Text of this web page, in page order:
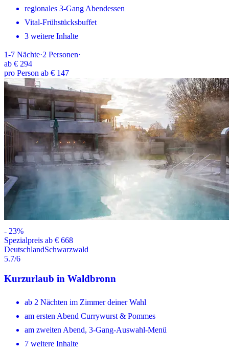
regionales 3-Gang Abendessen
Vital-Frühstücksbuffet
3 weitere Inhalte
1-7 Nächte·2 Personen·
ab € 294
pro Person ab € 147
- 23%
Spezialpreis ab € 668
DeutschlandSchwarzwald
5.7/6
Kurzurlaub in Waldbronn
ab 2 Nächten im Zimmer deiner Wahl
am ersten Abend Currywurst & Pommes
am zweiten Abend, 3-Gang-Auswahl-Menü
7 weitere Inhalte